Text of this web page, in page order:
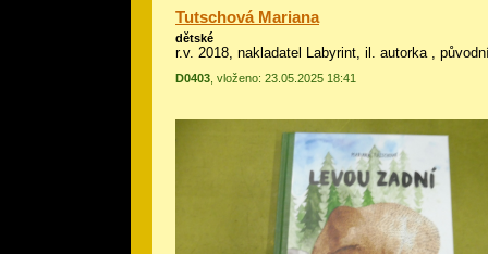
Tutschová Mariana
dětské
r.v. 2018, nakladatel Labyrint, il. autorka,
D0403 , vloženo: 23.05.2025 18:41